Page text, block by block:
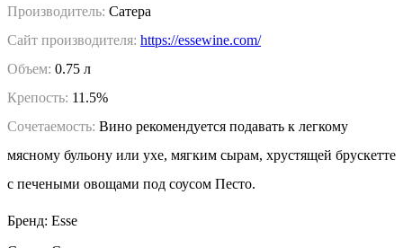
Производитель: Сатера
Сайт производителя: https://essewine.com/
Объем: 0.75 л
Крепость: 11.5%
Сочетаемость: Вино рекомендуется подавать к легкому
мясному бульону или ухе, мягким сырам, хрустящей брускетте
с печеными овощами под соусом Песто.
Бренд: Esse